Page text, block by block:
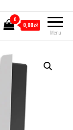
Menu
0
0,00zł